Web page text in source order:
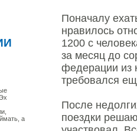
а
Поначалу
нравилось
1200 с
за месяц до
федерации из
требовался
После
поездки